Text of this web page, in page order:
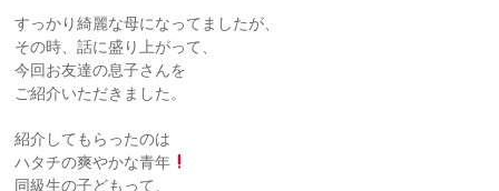
すっかり綺麗な母になってましたが、
その時、話に盛り上がって、
今回お友達の息子さんを
ご紹介いただきました。
紹介してもらったのは
ハタチの爽やかな青年
同級生の子どもって、